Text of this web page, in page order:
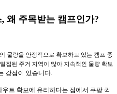
왜 주목받는 캠프인가?
물량을 안정적으로 확보하고 있는 캠프 중
집된 주거 지역이 많아 지속적인 물량 확보
강점이 있습니다.
트 확보에 유리하다는 점에서 쿠팡 퀵